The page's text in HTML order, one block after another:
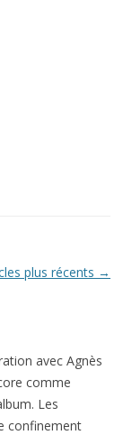
principal
plus récents →
avec Agnès
comme
Les
confinement